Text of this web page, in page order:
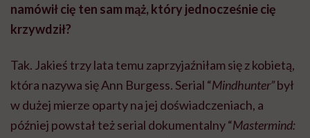
namówił cię ten sam mąż, który jednocześnie cię
krzywdził?
Tak. Jakieś trzy lata temu zaprzyjaźniłam się z kobietą,
która nazywa się Ann Burgess. Serial “Mindhunter”był
w dużej mierze oparty na jej doświadczeniach, a
później powstał też serial dokumentalny “Mastermind: